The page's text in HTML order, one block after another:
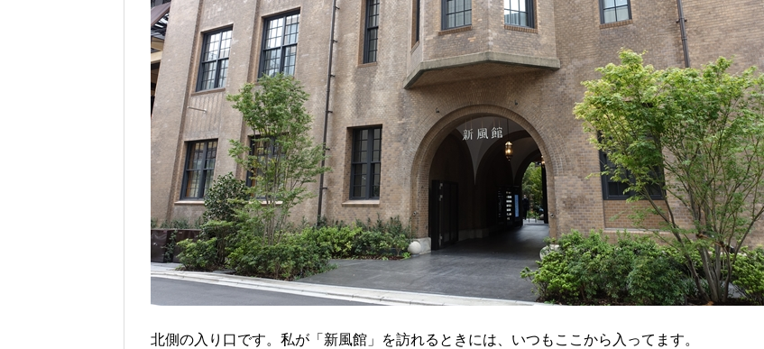
北側の入り口です。私が「新風館」を訪れるときには、いつもここから入ってます。